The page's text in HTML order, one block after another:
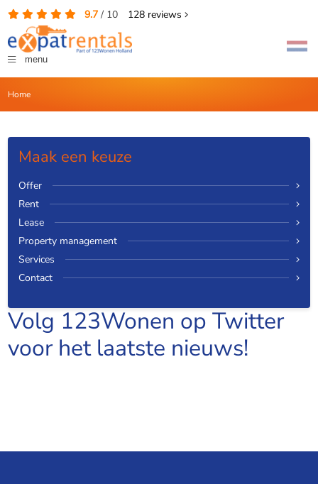
9.7/ 10 128reviews
menu
Home
Maak een keuze
Offer
Rent
Lease
Property management
Services
Contact
Volg 123Wonen op Twitter
voor het laatste nieuws!